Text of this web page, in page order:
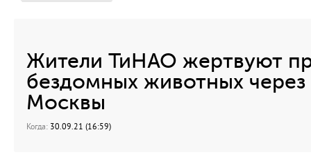
Жители ТиНАО жертвуют
бездомных животных через
Москвы
Когда: 30.09.21 (16:59)